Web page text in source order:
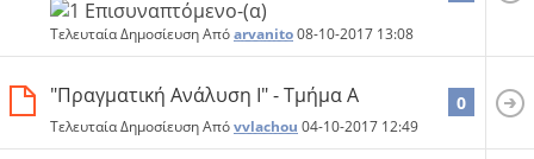
Τελευταία Δημοσίευση Απόarvanito08-10-2017 13:08
"Πραγματική Ανάλυση Ι" - Τμήμα Α
Τελευταία Δημοσίευση Απόvvlachou 04-10-2017 12:49
0